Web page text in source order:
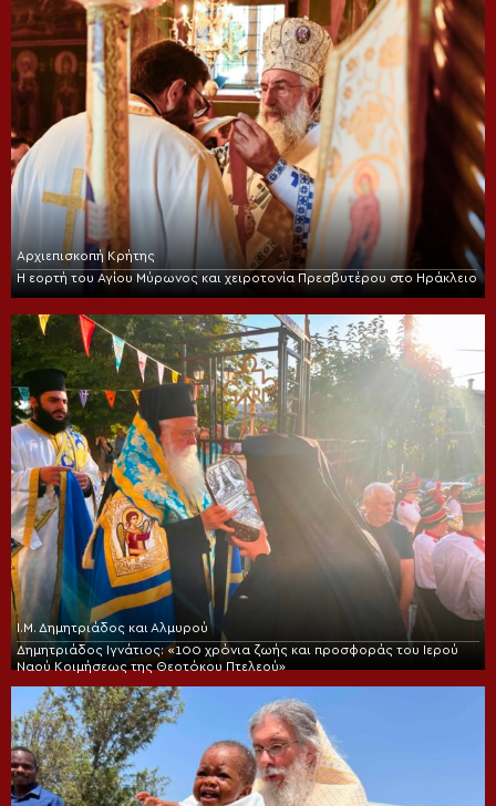
Αρχιεπισκοπή Κρήτης
Η εορτή του Αγίου Μύρωνος και χειροτονία Πρεσβυτέρου στο Ηράκλειο
Ι.Μ. Δημητριάδος και Αλμυρού
Δημητριάδος Ιγνάτιος: «100 χρόνια ζωής και προσφοράς του Ιερού
Ναού Κοιμήσεως της Θεοτόκου Πτελεού»